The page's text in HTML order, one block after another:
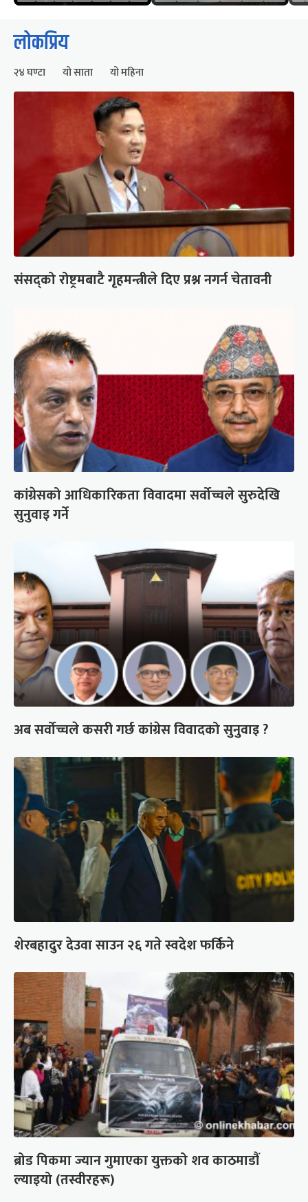
लोकप्रिय
२४ घण्टा यो साता यो महिना
संसद्को रोष्ट्रमबाटै गृहमन्त्रीले दिए प्रश्न नगर्न चेतावनी
कांग्रेसको आधिकारिकता विवादमा सर्वोच्चले सुरुदेखि
सुनुवाइ गर्ने
अब सर्वोच्चले कसरी गर्छ कांग्रेस विवादको सुनुवाइ ?
शेरबहादुर देउवा साउन २६ गते स्वदेश फर्किने
ब्रोड पिकमा ज्यान गुमाएका युक्तको शव काठमाडौं
ल्याइयो (तस्वीरहरू)